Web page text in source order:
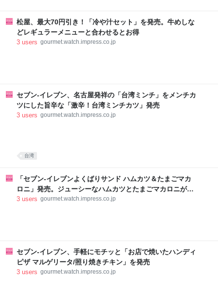
松屋、最大70円引き！「冷や汁セット」を発売。牛めしな
どレギュラーメニューと合わせるとお得
3 users gourmet.watch.impress.co.jp
セブン-イレブン、名古屋発祥の「台湾ミンチ」をメンチカ
ツにした旨辛な「激辛！台湾ミンチカツ」発売
3 users gourmet.watch.impress.co.jp
台湾
「セブン-イレブンよくばりサンド ハムカツ＆たまごマカ
ロニ」発売。ジューシーなハムカツとたまごマカロニが相
性抜群
3 users gourmet.watch.impress.co.jp
セブン-イレブン、手軽にモチッと「お店で焼いたハンディ
ピザ マルゲリータ/照り焼きチキン」を発売
3 users gourmet.watch.impress.co.jp